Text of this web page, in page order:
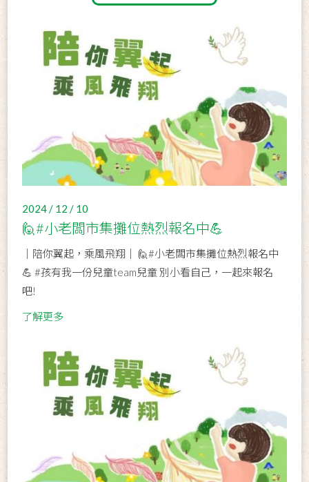
2024 / 12 / 10
🙋‍#小老闆市集攤位熱烈報名中💪
｜陪你翼起，乘風飛翔｜ 🙋‍#小老闆市集攤位熱烈報名中
💪 #孩有我一份兒童team兒童 別小看自己，一起來報名
吧!
了解更多